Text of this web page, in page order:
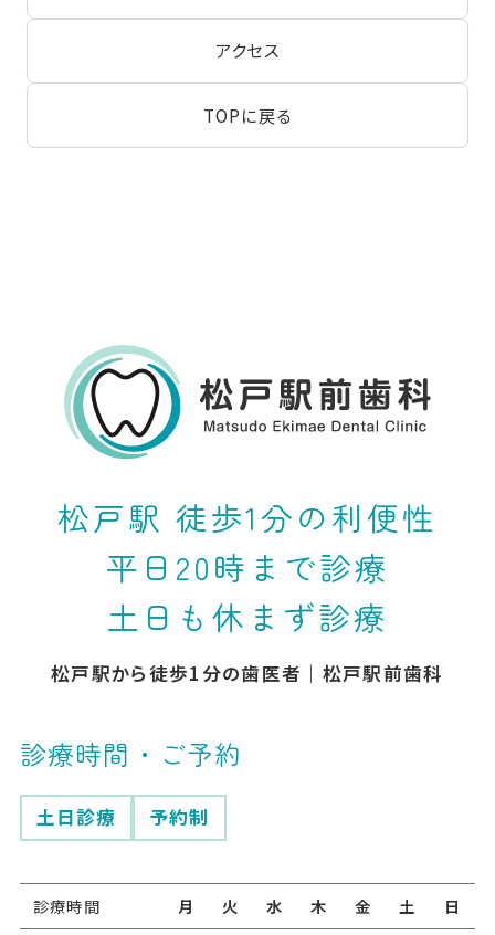
アクセス
TOPに戻る
松戸駅 徒歩1分の利便性
平日20時まで診療
土日も休まず診療
松戸駅から徒歩1分の歯医者｜松戸駅前歯科
診療時間・ご予約
土日診療 予約制
診療時間 月 火 水 木 金 土 日